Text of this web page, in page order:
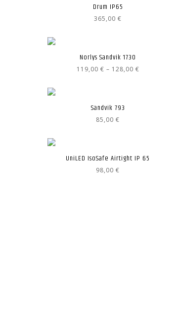
Drum IP65
365,00€
Norlys Sandvik 1730
119,00 € – 128,00 €Hintaluokka:
Sandvik 793
85,00€
UniLED IsoSafe Airtight IP 65
98,00€